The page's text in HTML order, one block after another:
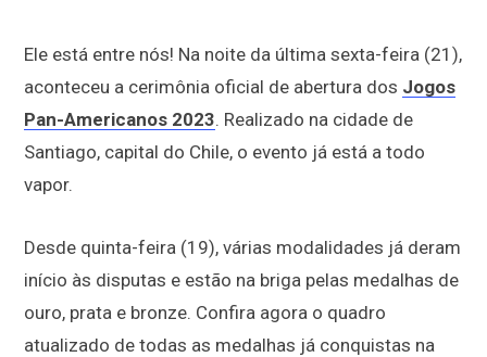
Ele está entre nós! Na noite da última sexta-feira (21),
aconteceu a cerimônia oficial de abertura dos Jogos
Pan-Americanos 2023. Realizado na cidade de
Santiago, capital do Chile, o evento já está a todo
vapor.
Desde quinta-feira (19), várias modalidades já deram
início às disputas e estão na briga pelas medalhas de
ouro, prata e bronze. Confira agora o quadro
atualizado de todas as medalhas já conquistas na